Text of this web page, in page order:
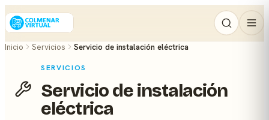
Inicio Servicios Servicio de instalación eléctrica
SERVICIOS
Servicio de instalación
eléctrica